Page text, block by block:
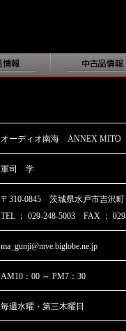
オーディオ南海 ANNEX MITO
軍司 学
〒310-0845 茨城県水戸市吉沢町
TEL ： 029-248-5003 FAX ：
ma_gunji@mve.biglobe.ne.jp
AM10：00 ～ PM7：30
毎週水曜・第三木曜日